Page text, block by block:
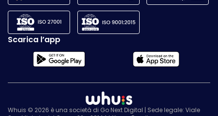
Scarica l’app
Whuis © 2026 è una società di Go Next Digital | Sede legale: Viale